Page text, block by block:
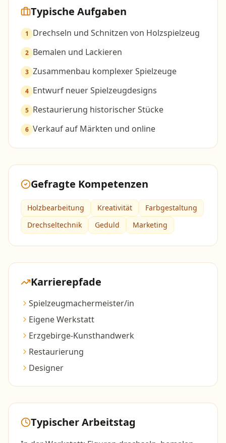
Typische Aufgaben
1 Drechseln und Schnitzen von Holzspielzeug
2 Bemalen und Lackieren
3 Zusammenbau komplexer Spielzeuge
4 Entwurf neuer Spielzeugdesigns
5 Restaurierung historischer Stücke
6 Verkauf auf Märkten und online
Gefragte Kompetenzen
Holzbearbeitung Kreativität
Farbgestaltung
Drechseltechnik
Geduld Marketing
Karrierepfade
Spielzeugmachermeister/in
Eigene Werkstatt
Erzgebirge-Kunsthandwerk
Restaurierung
Designer
Typischer Arbeitstag